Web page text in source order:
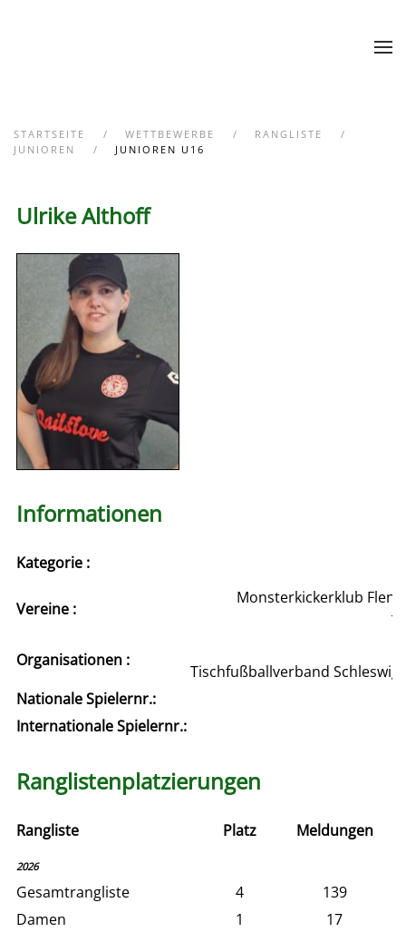
STARTSEITE WETTBEWERBE
RANGLISTE
JUNIOREN
JUNIOREN U16
Ulrike Althoff
Informationen
Kategorie :
Vereine :
Monsterkickerklub
Organisationen :
Tischfußballverband
Nationale Spielernr.:
Internationale Spielernr.:
Ranglistenplatzierungen
Rangliste Platz Meldungen
2026
Gesamtrangliste 4
139
Damen
1 17